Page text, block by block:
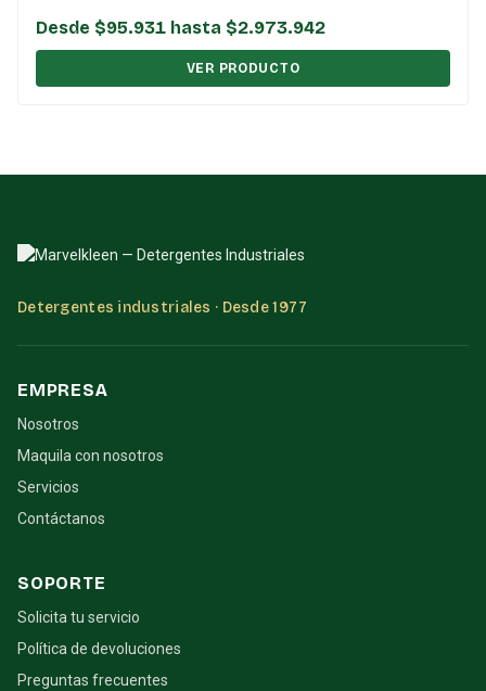
Desde $95.931 hasta $2.973.942
VER PRODUCTO
Detergentes industriales · Desde 1977
EMPRESA
Nosotros
Maquila con nosotros
Servicios
Contáctanos
SOPORTE
Solicita tu servicio
Política de devoluciones
Preguntas frecuentes